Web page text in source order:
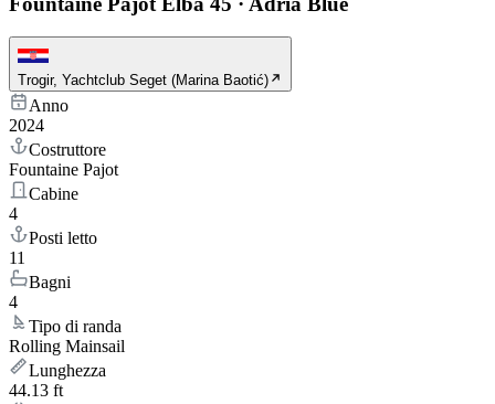
Trogir, Yachtclub Seget (Marina Baotić)
Anno
2024
Costruttore
Fountaine Pajot
Cabine
4
Posti letto
11
Bagni
4
Tipo di randa
Rolling Mainsail
Lunghezza
44.13 ft